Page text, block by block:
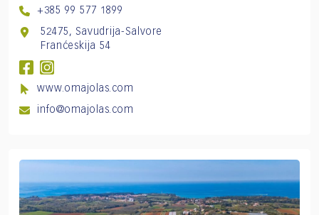
+385 99 577 1899
52475, Savudrija-Salvore
Franćeskija 54
www.omajolas.com
info@omajolas.com